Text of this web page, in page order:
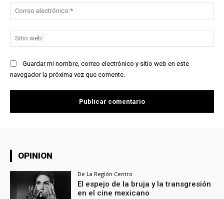
Guardar mi nombre, correo electrónico y sitio web en este
navegador la próxima vez que comente.
OPINION
De La Región Centro
El espejo de la bruja y la transgresión
en el cine mexicano